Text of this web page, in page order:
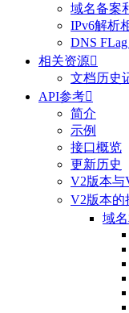
域名备案
IPv6解析
DNS
相关资源
文档历史
API参考
简介
示例
接口概览
更新历史
V2版本与
V2版本的
域